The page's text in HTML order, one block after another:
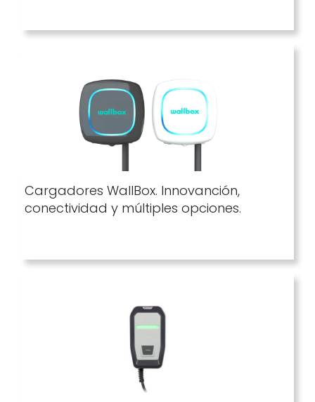
Cargadores WallBox. Innovanción,
conectividad y múltiples opciones.